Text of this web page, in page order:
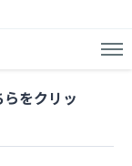
をクリッ